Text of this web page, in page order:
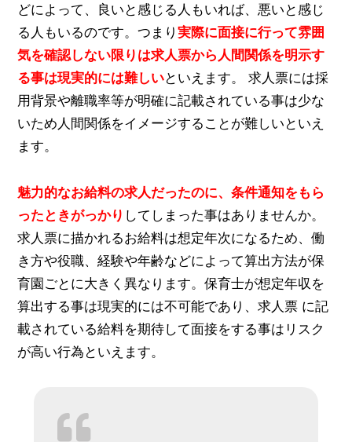
どによって、良いと感じる人もいれば、悪いと感じ
る人もいるのです。つまり実際に面接に行って雰囲
気を確認しない限りは求人票から人間関係を明示す
る事は現実的には難しいといえます。 求人票には採
用背景や離職率等が明確に記載されている事は少な
いため人間関係をイメージすることが難しいといえ
ます。
魅力的なお給料の求人だったのに、条件通知をもら
ったときがっかり してしまった事はありませんか。
求人票に描かれるお給料は想定年次になるため、働
き方や役職、経験や年齢などによって算出方法が保
育園ごとに大きく異なります。保育士が想定年収を
算出する事は現実的には不可能であり、求人票 に記
載されている給料を期待して面接をする事はリスク
が高い行為といえます。